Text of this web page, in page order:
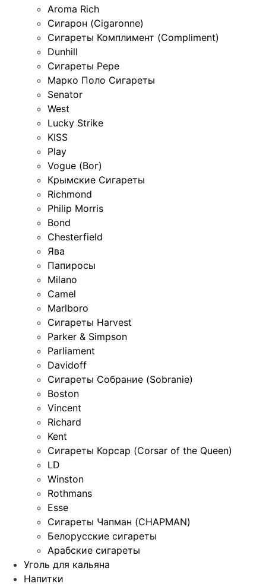
Aroma Rich
Сигарон (Cigaronne)
Сигареты Комплимент (Compliment)
Dunhill
Сигареты Pepe
Марко Поло Сигареты
Senator
West
Lucky Strike
KISS
Play
Vogue (Вог)
Крымские Сигареты
Richmond
Philip Morris
Bond
Chesterfield
Ява
Папиросы
Milano
Camel
Marlboro
Сигареты Harvest
Parker & Simpson
Parliament
Davidoff
Сигареты Собрание (Sobranie)
Boston
Vincent
Richard
Kent
Сигареты Корсар (Corsar of the Queen)
LD
Winston
Rothmans
Esse
Сигареты Чапман (CHAPMAN)
Белорусские сигареты
Арабские сигареты
Уголь для кальяна
Напитки